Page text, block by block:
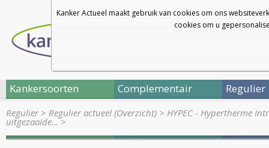
Kanker Actueel maakt gebruik van cookies om ons
cookies om u
Kankersoorten Complementair Regulier
Regulier> Regulier actueel (Overzicht) > HYPEC - Hypertherme
uitgezaaide…>